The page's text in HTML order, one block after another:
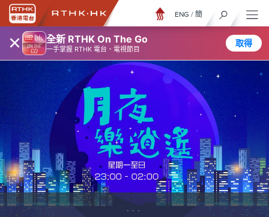
× 全新 RTHK On The Go
一手掌握 RTHK 電台、電視節目
取得
ENG / 簡
...